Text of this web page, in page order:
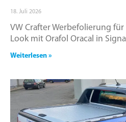
18. Juli 2026
VW Crafter Werbefolierung für
Look mit Orafol Oracal in
Weiterlesen »